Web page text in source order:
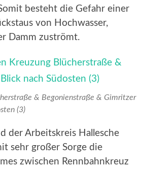
besteht die Gefahr einer
von Hochwasser,
Damm zuströmt.
& Begonienstraße & Gimritzer
(3)
der Arbeitskreis Hallesche
sehr großer Sorge die
zwischen Rennbahnkreuz